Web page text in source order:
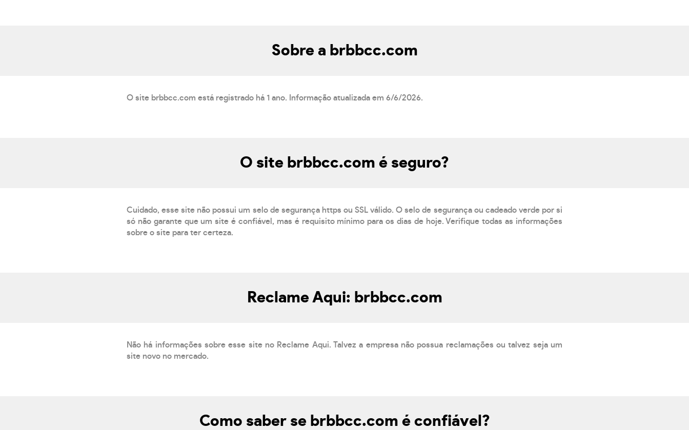
Sobre a brbbcc.com
O site brbbcc.com está registrado há 1 ano. Informação atualizada em 6/6/2026.
O site brbbcc.com é seguro?
Cuidado, esse site não possui um selo de segurança https ou SSL válido. O selo de segurança ou cadeado verde por si
só não garante que um site é confiável, mas é requisito mínimo para os dias de hoje. Verifique todas as informações
sobre o site para ter certeza.
Reclame Aqui: brbbcc.com
Não há informações sobre esse site no Reclame Aqui. Talvez a empresa não possua reclamações ou talvez seja um
site novo no mercado.
Como saber se brbbcc.com é confiável?